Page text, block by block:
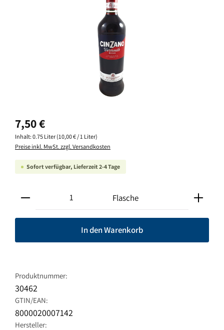
Regulärer Preis:
7,50 €
Inhalt:0.75 Liter(10,00 € / 1 Liter)
Preise inkl. MwSt. zzgl. Versandkosten
Sofort verfügbar, Lieferzeit 2-4 Tage
Produkt Anzahl: Gib den gewünschten Wert ein oder
Flasche
In den Warenkorb
Produktnummer:
30462
GTIN/EAN:
8000020007142
Hersteller: